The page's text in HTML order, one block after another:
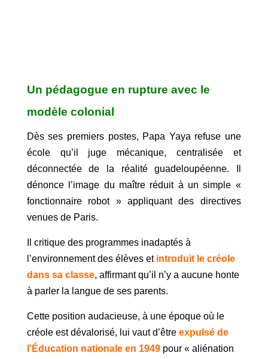
Un pédagogue en rupture avec le
modèle colonial
Dès ses premiers postes, Papa Yaya refuse une
école qu’il juge mécanique, centralisée et
déconnectée de la réalité guadeloupéenne. Il
dénonce l’image du maître réduit à un simple «
fonctionnaire robot » appliquant des directives
venues de Paris.
Il critique des programmes inadaptés à
l’environnement des élèves et introduit le créole
dans sa classe, affirmant qu’il n’y a aucune honte
à parler la langue de ses parents.
Cette position audacieuse, à une époque où le
créole est dévalorisé, lui vaut d’être expulsé de
l’Éducation nationale en 1949pour « aliénation